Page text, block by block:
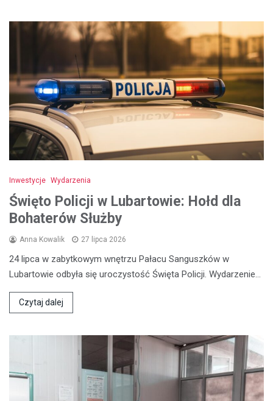
Inwestycje Wydarzenia
Święto Policji w Lubartowie: Hołd dla
Bohaterów Służby
Anna Kowalik 27 lipca 2026
24 lipca w zabytkowym wnętrzu Pałacu Sanguszków w
Lubartowie odbyła się uroczystość Święta Policji. Wydarzenie…
Czytaj dalej